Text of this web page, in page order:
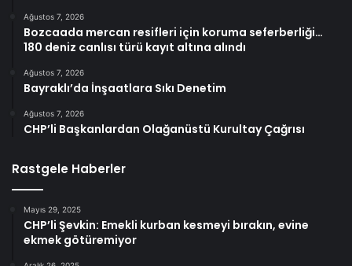
Ağustos 7, 2026
Bozcaada mercan resifleri için koruma seferberliği…
180 deniz canlısı türü kayıt altına alındı
Ağustos 7, 2026
Bayraklı’da İnşaatlara Sıkı Denetim
Ağustos 7, 2026
CHP’li Başkanlardan Olağanüstü Kurultay Çağrısı
Rastgele Haberler
Mayıs 29, 2025
CHP’li Şevkin: Emekli kurban kesmeyi bırakın, evine
ekmek götüremiyor